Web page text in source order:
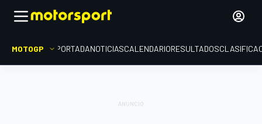
MOTOGP PORTADANOTICIASCALENDARIORESULTADOS